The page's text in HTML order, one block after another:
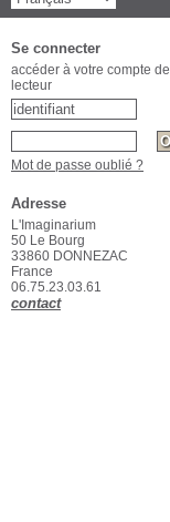
Se connecter
accéder à votre compte de
lecteur
Mot de passe oublié ?
Adresse
L'Imaginarium
50 Le Bourg
33860 DONNEZAC
France
06.75.23.03.61
contact